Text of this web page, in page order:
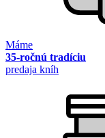
Máme
35-ročnú tradíciu
predaja kníh